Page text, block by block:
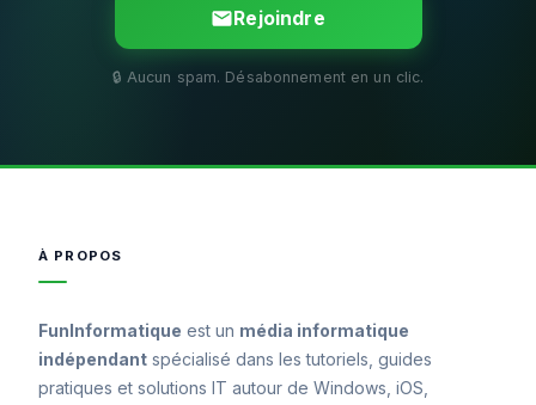
Rejoindre
À PROPOS
FunInformatique est un média informatique
indépendant spécialisé dans les tutoriels, guides
pratiques et solutions IT autour de Windows, iOS,